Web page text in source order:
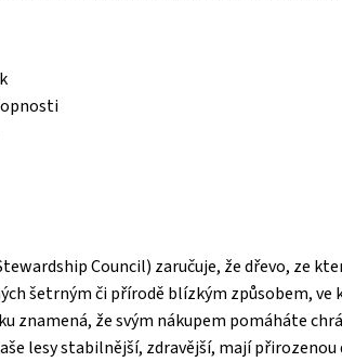
Council) zaručuje, že dřevo, ze
šetrným či přírodě blízkým způsobem,
znamená, že svým nákupem pomáháte
lesy stabilnější, zdravější, mají